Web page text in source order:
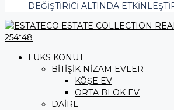
DEĞIŞTIRICI ALTINDA
LÜKS KONUT
BİTİŞİK NİZAM EVLER
KÖŞE EV
ORTA BLOK EV
DAİRE